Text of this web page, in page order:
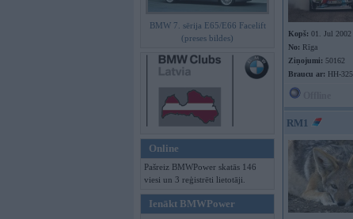
BMW 7. sērija E65/E66 Facelift
(preses bildes)
Online
Pašreiz BMWPower skatās 146
viesi un 3 reģistrēti lietotāji.
Ienākt BMWPower
Kopš: 01. Jul 2002
No: Rīga
Ziņojumi: 50162
Braucu ar: HH-325
RM1